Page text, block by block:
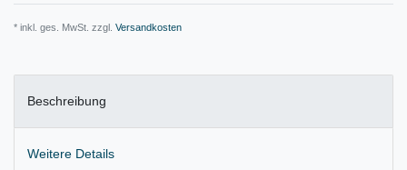
* inkl. ges. MwSt. zzgl. Versandkosten
Beschreibung
Weitere Details